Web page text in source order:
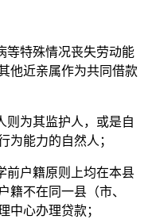
等特殊情况丧失劳动能
他近亲属作为共同借款
则为其监护人，或是自
为能力的自然人；
前户籍原则上均在本县
籍不在同一县（市、
中心办理贷款；